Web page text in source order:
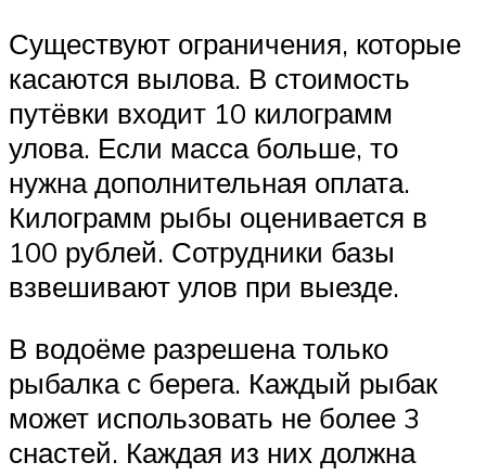
Существуют ограничения, которые
касаются вылова. В стоимость
путёвки входит 10 килограмм
улова. Если масса больше, то
нужна дополнительная оплата.
Килограмм рыбы оценивается в
100 рублей. Сотрудники базы
взвешивают улов при выезде.
В водоёме разрешена только
рыбалка с берега. Каждый рыбак
может использовать не более 3
снастей. Каждая из них должна